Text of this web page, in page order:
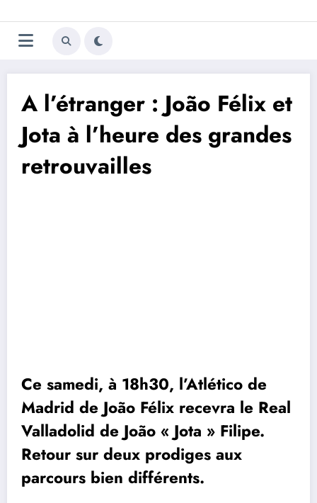
au
contenu
Trivela
L'actualité du football
A l’étranger : João Félix et
Jota à l’heure des grandes
retrouvailles
Ce samedi, à 18h30, l’Atlético de
Madrid de João Félix recevra le Real
Valladolid de João « Jota » Filipe.
Retour sur deux prodiges aux
parcours bien différents.